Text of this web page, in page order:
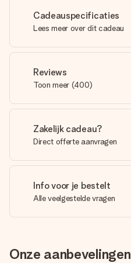
Cadeauspecificaties
Lees meer over dit cadeau
Reviews
Toon meer (400)
Zakelijk cadeau?
Direct offerte aanvragen
Info voor je bestelt
Alle veelgestelde vragen
Onze aanbevelingen